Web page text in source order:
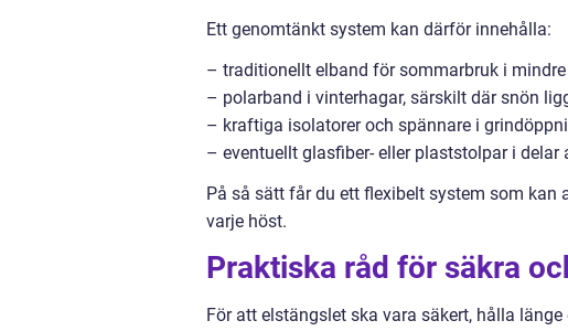
Ett genomtänkt system kan därför innehålla:
– traditionellt elband för sommarbruk i
– polarband i vinterhagar, särskilt där snön
– kraftiga isolatorer och spännare i
– eventuellt glasfiber- eller plaststolpar i
På så sätt får du ett flexibelt system som
varje höst.
Praktiska råd för säkra
För att elstängslet ska vara säkert, hålla